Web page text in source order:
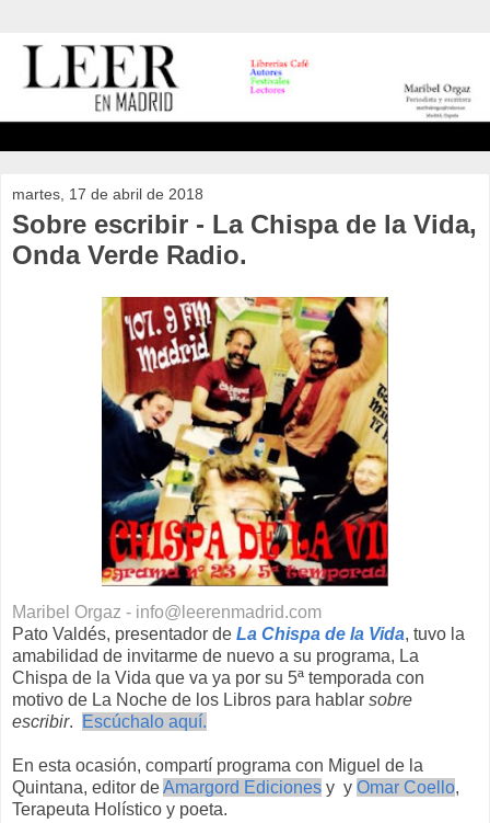
martes, 17 de abril de 2018
Sobre escribir - La Chispa de la Vida,
Onda Verde Radio.
Maribel Orgaz - info@leerenmadrid.com
Pato Valdés, presentador de La Chispa de la Vida, tuvo la
amabilidad de invitarme de nuevo a su programa, La
Chispa de la Vida que va ya por su 5ª temporada con
motivo de La Noche de los Libros para hablar sobre
escribir. Escúchalo aquí.
En esta ocasión, compartí programa con Miguel de la
Quintana, editor deAmargord Ediciones y y Omar Coello,
Terapeuta Holístico y poeta.